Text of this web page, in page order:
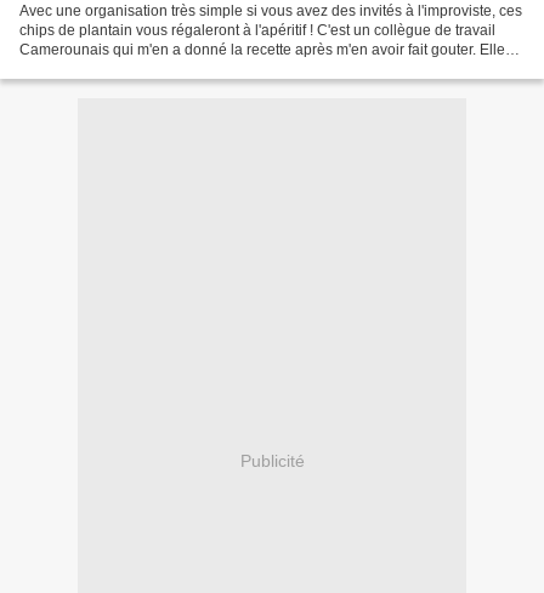
Avec une organisation très simple si vous avez des invités à l'improviste, ces
chips de plantain vous régaleront à l'apéritif ! C'est un collègue de travail
Camerounais qui m'en a donné la recette après m'en avoir fait gouter. Elles
Publicité